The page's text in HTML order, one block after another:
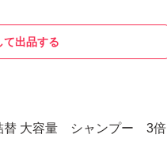
て出品する
替 大容量 シャンプー 3倍